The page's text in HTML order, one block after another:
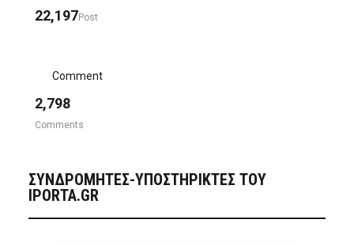
22,197Post
Comment
2,798
Comments
ΣΥΝΔΡΟΜΗΤΈΣ-ΥΠΟΣΤΗΡΙΚΤΈΣ ΤΟΥ
IPORTA.GR